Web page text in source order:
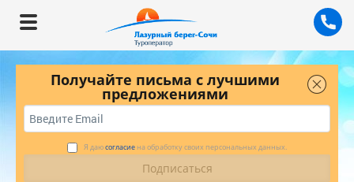
Получайте письма с лучшими
предложениями
Я даюсогласие на обработку своих персональных данных.